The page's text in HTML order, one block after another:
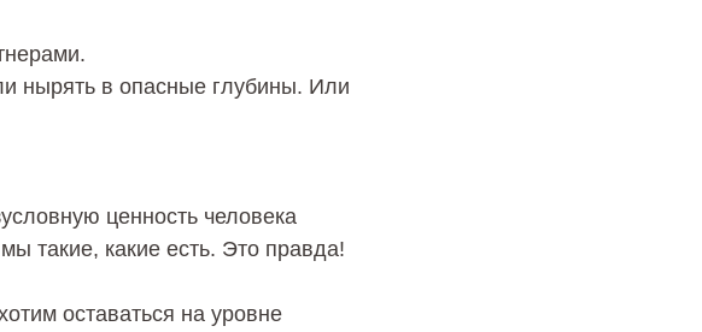
нырять в опасные глубины. Или
ценность человека
такие, какие есть. Это правда!
оставаться на уровне